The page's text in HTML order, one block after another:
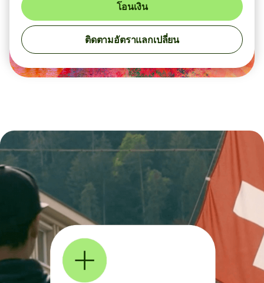
โอนเงิน
ติดตามอัตราแลกเปลี่ยน